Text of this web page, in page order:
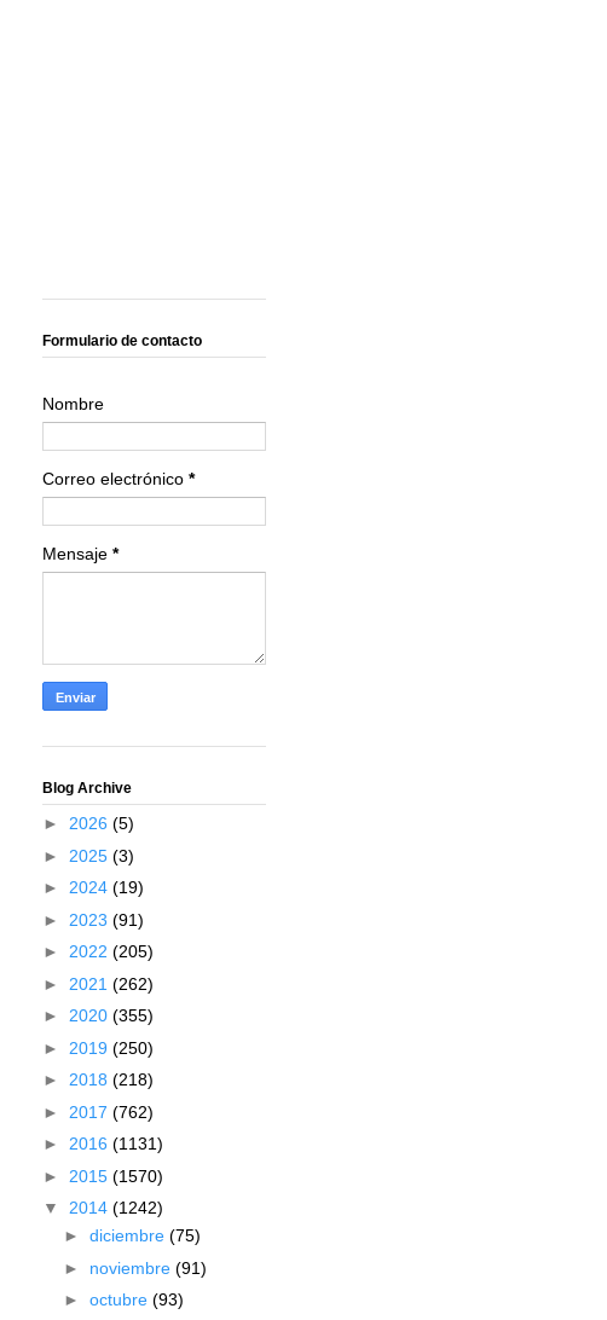
Formulario de contacto
Nombre
Correo electrónico *
Mensaje *
Blog Archive
► 2026 (5)
► 2025 (3)
► 2024 (19)
► 2023 (91)
► 2022 (205)
► 2021 (262)
► 2020 (355)
► 2019 (250)
► 2018 (218)
► 2017 (762)
► 2016 (1131)
► 2015 (1570)
▼ 2014 (1242)
► diciembre (75)
► noviembre (91)
► octubre (93)